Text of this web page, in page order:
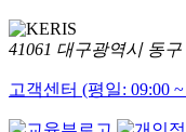
41061 대구광역시 동
고객센터 (평일: 09:00 ~